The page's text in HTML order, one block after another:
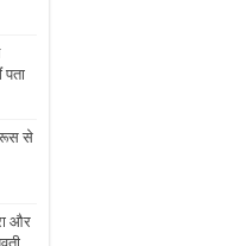
पता
रूस से
और